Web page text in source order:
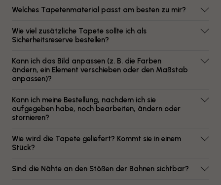
Welches Tapetenmaterial passt am besten zu mir?
Wie viel zusätzliche Tapete sollte ich als
Sicherheitsreserve bestellen?
Kann ich das Bild anpassen (z. B. die Farben
ändern, ein Element verschieben oder den Maßstab
anpassen)?
Kann ich meine Bestellung, nachdem ich sie
aufgegeben habe, noch bearbeiten, ändern oder
stornieren?
Wie wird die Tapete geliefert? Kommt sie in einem
Stück?
Sind die Nähte an den Stößen der Bahnen sichtbar?